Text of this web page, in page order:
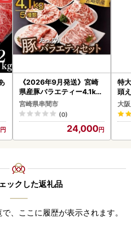
《2026年9月発送》宮崎
県産豚バラエティー4.1kg
セット_K033-057-2609
宮崎県串間市
(0)
24,000
特
頭
大
ックした返礼品
、ここに履歴が表示されます。